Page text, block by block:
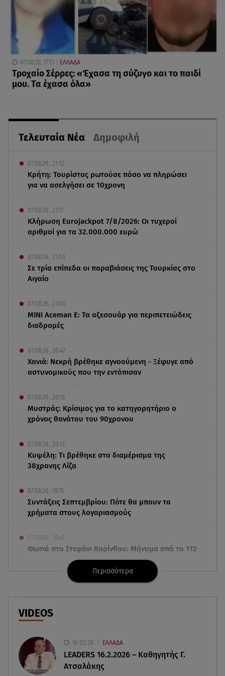
Τελευταία Νέα Δημοφιλή
07.08.26 , 21:32
Κρήτη: Τουρίστας ρωτούσε πόσο να πληρώσει
για να ασελγήσει σε 10χρονη
07.08.26 , 21:17
Κλήρωση Eurojackpot 7/8/2026: Οι τυχεροί
αριθμοί για τα 32.000.000 ευρώ
07.08.26 , 21:03
Σε τρία επίπεδα οι παραβιάσεις της Τουρκίας στο
Αιγαίο
07.08.26 , 21:00
MINI Aceman E: Τα αξεσουάρ για περιπετειώδεις
διαδρομές
07.08.26 , 20:47
Χανιά: Νεκρή βρέθηκε αγνοούμενη - Ξέφυγε από
αστυνομικούς που την εντόπισαν
07.08.26 , 20:18
Μυστράς: Κρίσιμος για το κατηγορητήριο ο
χρόνος θανάτου του 90χρονου
07.08.26 , 20:13
Κυψέλη: Tι βρέθηκε στο διαμέρισμα της
38χρονης Λίζα
07.08.26 , 19:15
Συντάξεις Σεπτεμβρίου: Πότε θα μπουν τα
χρήματα στους λογαριασμούς
07.08.26 , 18:45
Φωτιά στο Στεφάνι Κορίνθου: Μήνυμα από το 112
- Σηκώθηκαν εναέρια μέσα
Έξοδος Αυγούστου: Στο 100% η πληρότητα για
Παιδικοί σταθμοί: Πότε βγαίνουν τα προσωρινά
αποτελέσματα
Περισσότερα
VIDEOS
16.02.26 ΕΛΛΑΔΑ
LEADERS 16.2.2026 – Καθηγητής Γ.
Ατσαλάκης
07.08.26, 17:13 ΕΛΛΑΔΑ
Τροχαίο Σέρρες: «Έχασα τη σύζυγο και το παιδί
μου. Τα έχασα όλα»